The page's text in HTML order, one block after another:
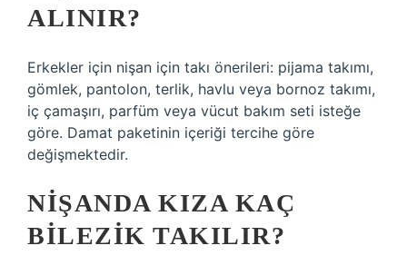
ALINIR?
Erkekler için nişan için takı önerileri: pijama takımı,
gömlek, pantolon, terlik, havlu veya bornoz takımı,
iç çamaşırı, parfüm veya vücut bakım seti isteğe
göre. Damat paketinin içeriği tercihe göre
değişmektedir.
NIŞANDA KIZA KAÇ
BILEZIK TAKILIR?